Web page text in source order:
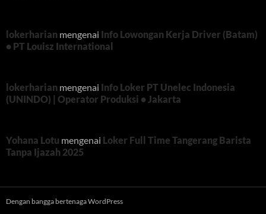
lokerharian mengenai Info Lowongan Kerja Driver (Batam)
• PT Louisz International
lokerharian mengenai Info Loker PT Unelec Indonesia
(UNINDO) | Operator Produksi • Jakarta
Yohana Lotu mengenai Loker Full Time Tangerang Barista
Tanpa Ijazah 2025
Dengan bangga bertenaga WordPress